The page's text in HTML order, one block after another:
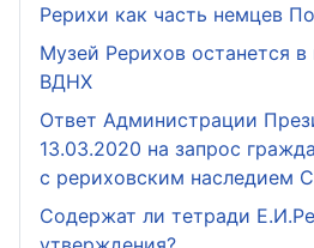
Рерихи как часть немцев
Музей Рерихов останется в
ВДНХ
Ответ Администрации
13.03.2020 на запрос
с рериховским наследием
Содержат ли тетради